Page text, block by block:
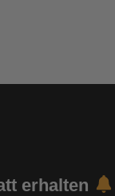
erhalten